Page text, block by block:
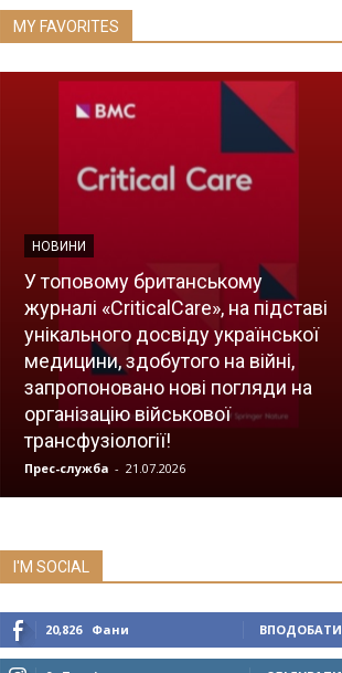
MY FAVORITES
НОВИНИ
У топовому британському
журналі «CriticalCare», на підставі
унікального досвіду української
медицини, здобутого на війні,
запропоновано нові погляди на
організацію військової
трансфузіології!
Прес-служба - 21.07.2026
I'M SOCIAL
20,826 Фани ВПОДОБАТИ